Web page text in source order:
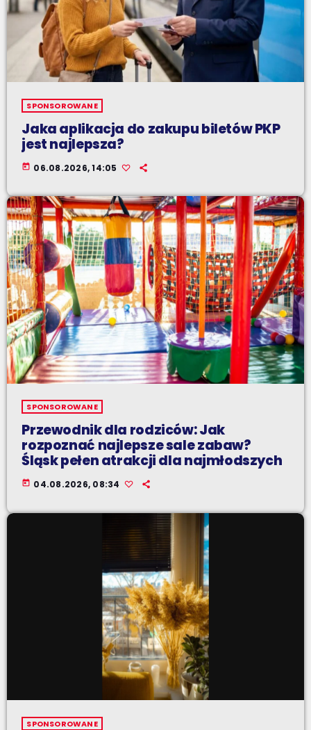
SPONSOROWANE
Jaka aplikacja do zakupu biletów PKP
jest najlepsza?
today 06.08.2026, 14:05
SPONSOROWANE
Przewodnik dla rodziców: Jak
rozpoznać najlepsze sale zabaw?
Śląsk pełen atrakcji dla najmłodszych
today 04.08.2026, 08:34
SPONSOROWANE